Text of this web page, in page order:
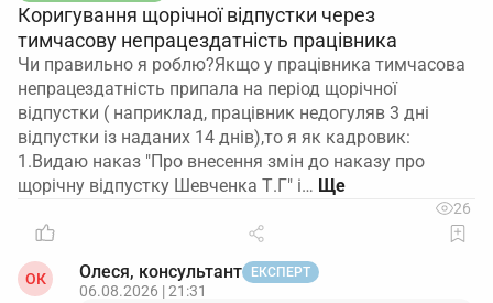
Коригування щорічної відпустки через
тимчасову непрацездатність працівника
Чи правильно я роблю?Якщо у працівника тимчасова
непрацездатність припала на період щорічної
відпустки ( наприклад, працівник недогуляв 3 дні
відпустки із наданих 14 днів),то я як кадровик:
1.Видаю наказ "Про внесення змін до наказу про
щорічну відпустку Шевченка Т.Г" і…
26
ОК Олеся, консультант ЕКСПЕРТ
06.08.2026 | 21:31